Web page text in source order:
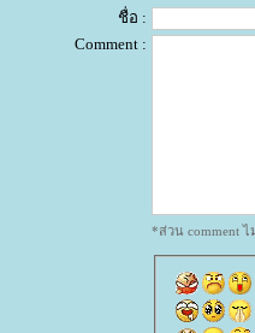
ชื่อ :
Comment :
*ส่วน comment ไ